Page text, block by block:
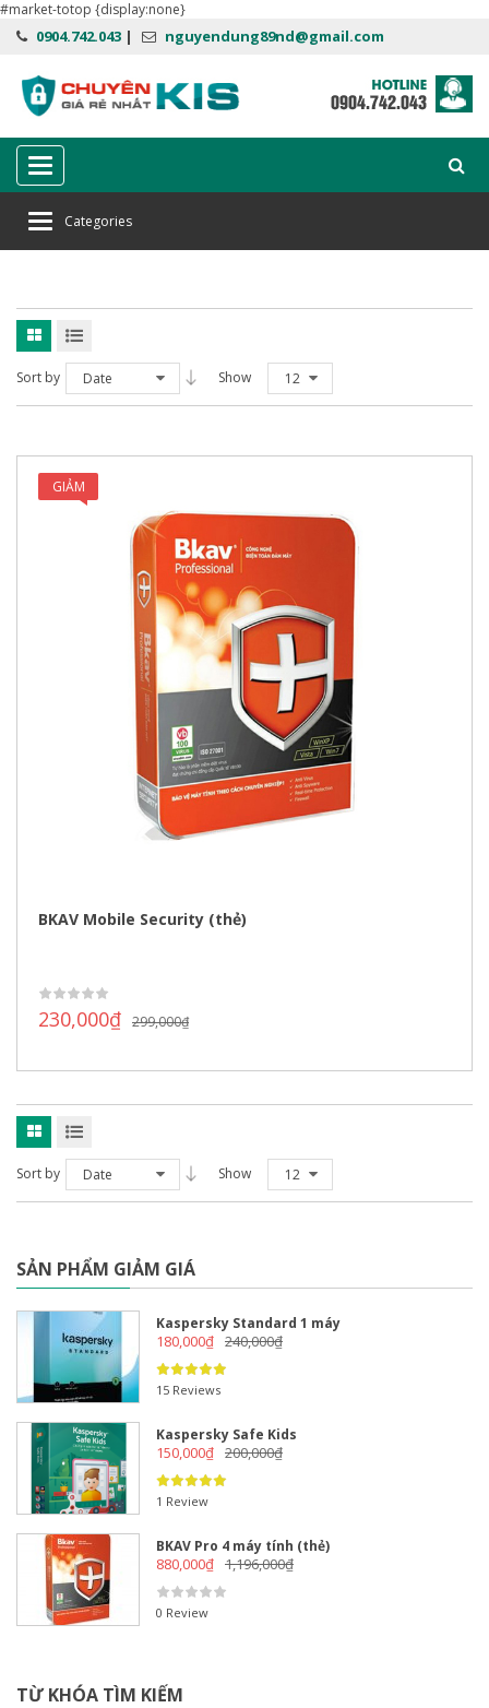
#market-totop {display:none}
0904.742.043 | nguyendung89nd@gmail.com
Categories
Categories
Home Phần mềm diệt virus Bkav
Sort by Date Show 12
GIẢM
BKAV Mobile Security (thẻ)
299,000₫
230,000₫
Sort by Date Show 12
SẢN PHẨM GIẢM GIÁ
Kaspersky Standard 1 máy
240,000₫
180,000₫
15 Reviews
Kaspersky Safe Kids
200,000₫
150,000₫
1 Review
BKAV Pro 4 máy tính (thẻ)
1,196,000₫
880,000₫
0 Review
TỪ KHÓA TÌM KIẾM